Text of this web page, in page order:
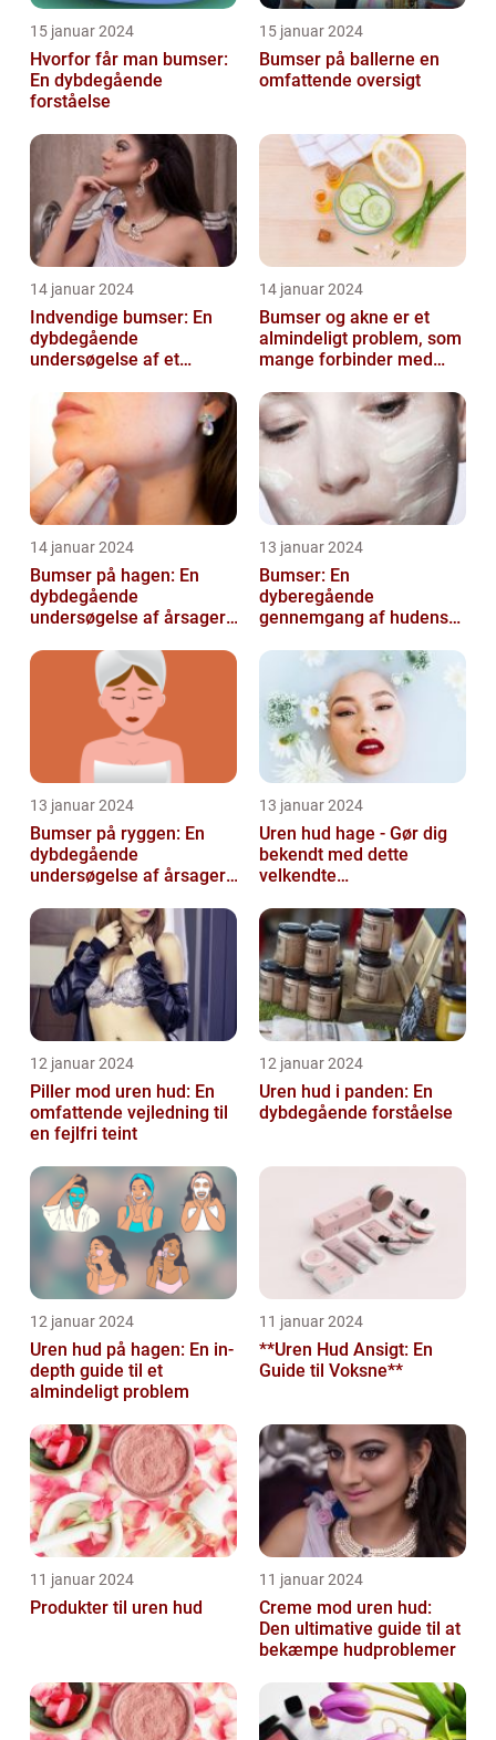
15 januar 2024
Hvorfor får man bumser:
En dybdegående
forståelse
15 januar 2024
Bumser på ballerne en
omfattende oversigt
14 januar 2024
Indvendige bumser: En
dybdegående
undersøgelse af et
14 januar 2024
Bumser og akne er et
almindeligt problem, som
mange forbinder med
14 januar 2024
Bumser på hagen: En
dybdegående
undersøgelse af årsager,
forebyggelse
13 januar 2024
Bumser: En
dyberegående
gennemgang af hudens
13 januar 2024
Bumser på ryggen: En
dybdegående
undersøgelse af årsager,
forebyggelse
13 januar 2024
Uren hud hage - Gør dig
bekendt med dette
velkendte
12 januar 2024
Piller mod uren hud: En
omfattende vejledning til
en fejlfri teint
12 januar 2024
Uren hud i panden: En
dybdegående forståelse
12 januar 2024
Uren hud på hagen: En in-
depth guide til et
almindeligt problem
11 januar 2024
**Uren Hud Ansigt: En
Guide til Voksne**
11 januar 2024
Produkter til uren hud
11 januar 2024
Creme mod uren hud:
Den ultimative guide til at
bekæmpe hudproblemer